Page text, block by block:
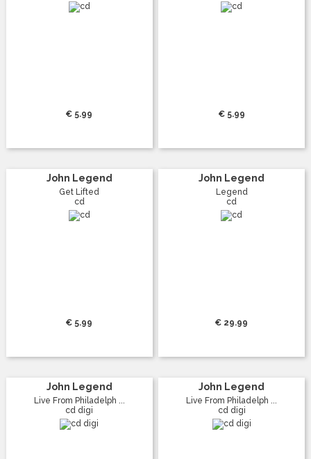
€ 5.99 € 5.99
John Legend
Get Lifted
cd
€ 5.99
John Legend
Legend
cd
€ 29.99
John Legend
Live From Philadelph ...
cd digi
John Legend
Live From Philadelph ...
cd digi